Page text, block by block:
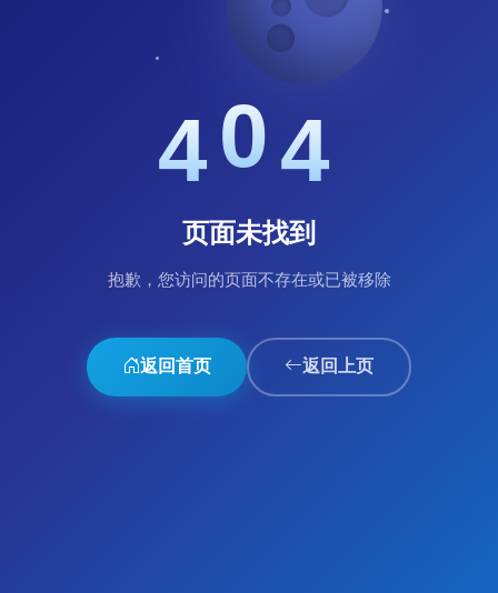
404
页面未找到
抱歉，您访问的页面不存在或已被移除
返回首页 返回上页